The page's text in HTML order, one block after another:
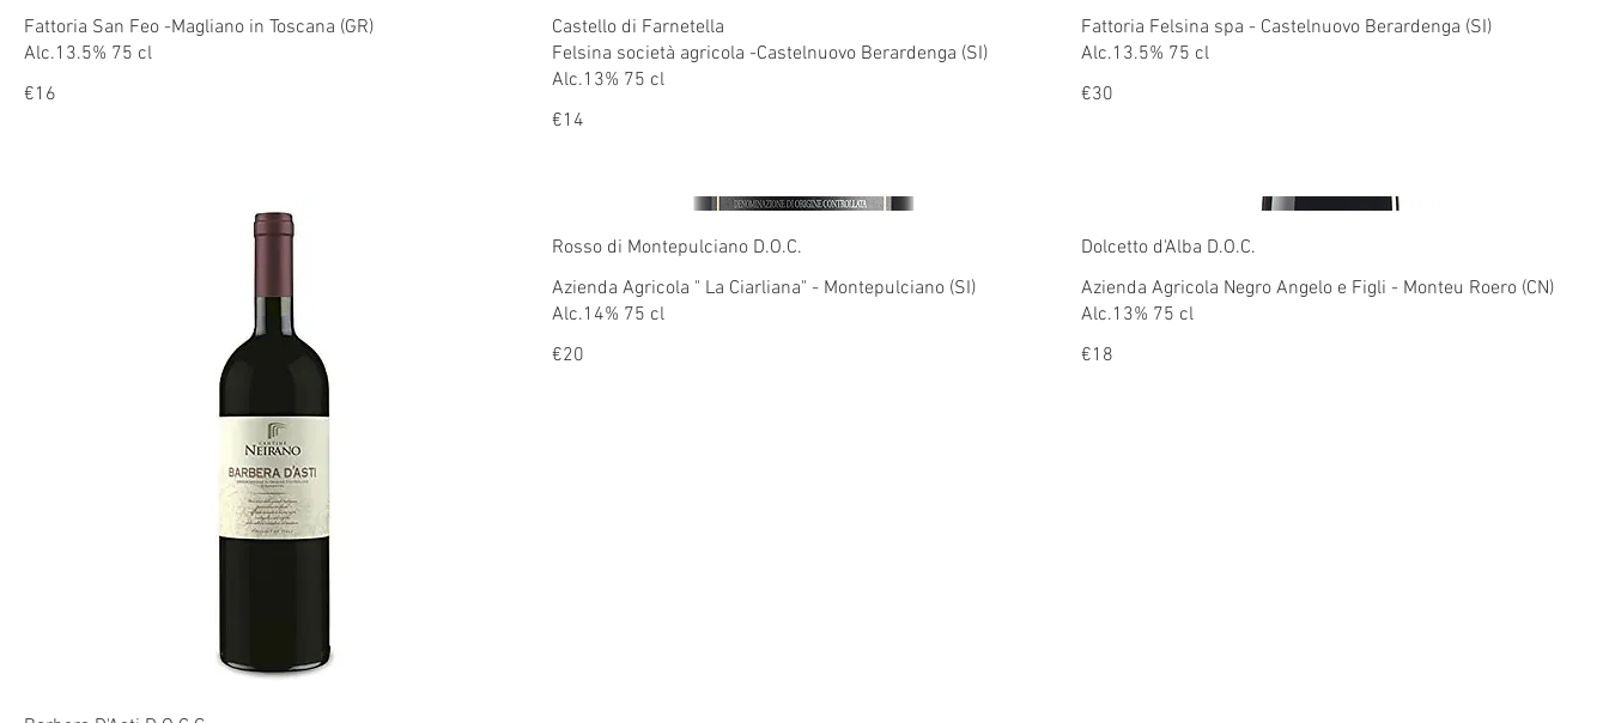
Fattoria San Feo -Magliano in Toscana (GR)
Alc.13.5% 75 cl
€16
Castello di Farnetella
Felsina società agricola -Castelnuovo Berardenga (SI)
Alc.13% 75 cl
€14
Fattoria Felsina spa - Castelnuovo Berardenga (SI)
Alc.13.5% 75 cl
€30
Rosso di Montepulciano D.O.C.
Azienda Agricola " La Ciarliana" - Montepulciano (SI)
Alc.14% 75 cl
€20
Dolcetto d'Alba D.O.C.
Azienda Agricola Negro Angelo e Figli - Monteu Roero (CN)
Alc.13% 75 cl
€18